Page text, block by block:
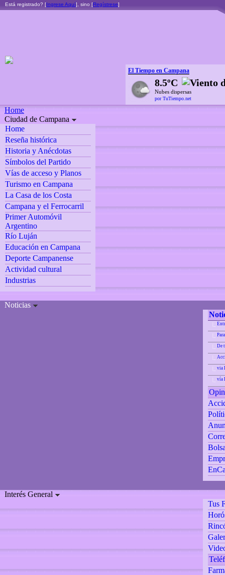
Está registrado? [Ingrese Aquí], sino [Regístrese]
El Tiempo en Campana
8.5ºC
Nubes dispersas
por TuTiempo.net
Home
Ciudad de Campana
Home
Reseña histórica
Historia y Anécdotas
Símbolos del Partido
Vías de acceso y Planos
Turismo en Campana
La Casa de los Costa
Campana y el Ferrocarril
Primer Automóvil
Argentino
Río Luján
Educación en Campana
Deporte Campanense
Actividad cultural
Industrias
Noticias
De
via
vía
Interés General
Tus